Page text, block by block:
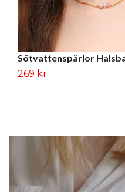
Sötvattenspärlor
269 kr